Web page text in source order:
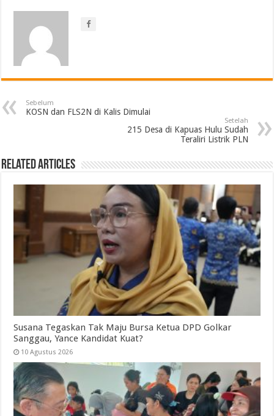
Sebelum
KOSN dan FLS2N di Kalis Dimulai
Setelah
215 Desa di Kapuas Hulu Sudah
Teraliri Listrik PLN
Related Articles
Susana Tegaskan Tak Maju Bursa Ketua DPD Golkar
Sanggau, Yance Kandidat Kuat?
10 Agustus 2026